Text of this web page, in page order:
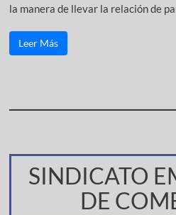
la manera de llevar la relación de
Leer Más
SINDICATO
DE